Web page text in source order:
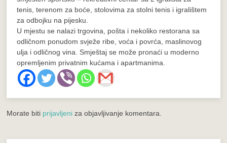
tenis, terenom za boće, stolovima za stolni tenis i igralištem
za odbojku na pijesku.
U mjestu se nalazi trgovina, pošta i nekoliko restorana sa
odličnom ponudom svježe ribe, voća i povrća, maslinovog
ulja i odličnog vina. Smještaj se može pronaći u moderno
opremljenim privatnim kućama i apartmanima.
Morate biti prijavljeni za objavljivanje komentara.